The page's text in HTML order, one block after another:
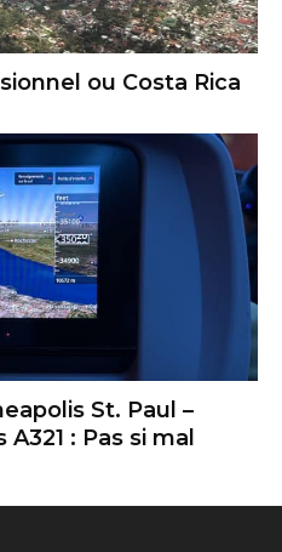
ou Costa Rica
St. Paul –
: Pas si mal